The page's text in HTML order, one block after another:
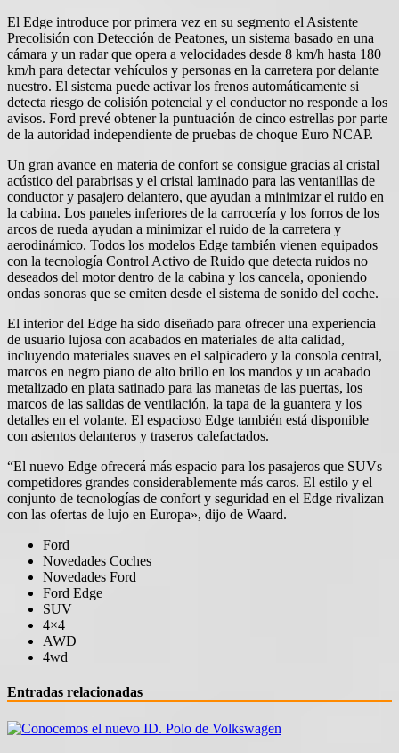
El Edge introduce por primera vez en su segmento el Asistente
Precolisión con Detección de Peatones, un sistema basado en una
cámara y un radar que opera a velocidades desde 8 km/h hasta 180
km/h para detectar vehículos y personas en la carretera por delante
nuestro. El sistema puede activar los frenos automáticamente si
detecta riesgo de colisión potencial y el conductor no responde a los
avisos. Ford prevé obtener la puntuación de cinco estrellas por parte
de la autoridad independiente de pruebas de choque Euro NCAP.
Un gran avance en materia de confort se consigue gracias al cristal
acústico del parabrisas y el cristal laminado para las ventanillas de
conductor y pasajero delantero, que ayudan a minimizar el ruido en
la cabina. Los paneles inferiores de la carrocería y los forros de los
arcos de rueda ayudan a minimizar el ruido de la carretera y
aerodinámico. Todos los modelos Edge también vienen equipados
con la tecnología Control Activo de Ruido que detecta ruidos no
deseados del motor dentro de la cabina y los cancela, oponiendo
ondas sonoras que se emiten desde el sistema de sonido del coche.
El interior del Edge ha sido diseñado para ofrecer una experiencia
de usuario lujosa con acabados en materiales de alta calidad,
incluyendo materiales suaves en el salpicadero y la consola central,
marcos en negro piano de alto brillo en los mandos y un acabado
metalizado en plata satinado para las manetas de las puertas, los
marcos de las salidas de ventilación, la tapa de la guantera y los
detalles en el volante. El espacioso Edge también está disponible
con asientos delanteros y traseros calefactados.
“El nuevo Edge ofrecerá más espacio para los pasajeros que SUVs
competidores grandes considerablemente más caros. El estilo y el
conjunto de tecnologías de confort y seguridad en el Edge rivalizan
con las ofertas de lujo en Europa», dijo de Waard.
Ford
Novedades Coches
Novedades Ford
Ford Edge
SUV
4×4
AWD
4wd
Entradas relacionadas